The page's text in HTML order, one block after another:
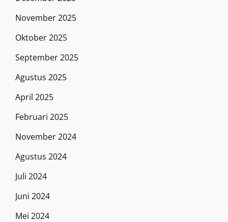
November 2025
Oktober 2025
September 2025
Agustus 2025
April 2025
Februari 2025
November 2024
Agustus 2024
Juli 2024
Juni 2024
Mei 2024